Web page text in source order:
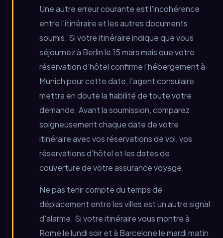
Une autre erreur courante est l'incohérence
entre l'itinéraire et les autres documents
soumis. Si votre itinéraire indique que vous
séjournez à Berlin le 15 mars mais que votre
réservation d'hôtel confirme l'hébergement à
Munich pour cette date, l'agent consulaire
mettra en doute la fiabilité de toute votre
demande. Avant la soumission, comparez
soigneusement chaque date de votre
itinéraire avec vos réservations de vol, vos
réservations d'hôtel et les dates de
couverture de votre assurance voyage.
Ne pas tenir compte du temps de
déplacement entre les villes est un autre signal
d'alarme. Si votre itinéraire vous montre à
Rome le lundi soir et à Barcelone le mardi matin